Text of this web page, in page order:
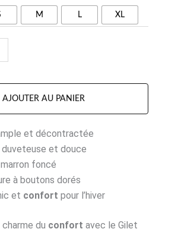
M L XL
AJOUTER AU PANIER
et décontractée
et douce
foncé
à boutons dorés
et confort pour l’hiver
du confort avec le Gilet